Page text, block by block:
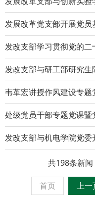
发展改革党支部开展党
发改支部学习贯彻党的
韦革宏讲授作风建设专题
处级党员干部专题党课
发改支部与机电学院党委
共198条新
首页 上一